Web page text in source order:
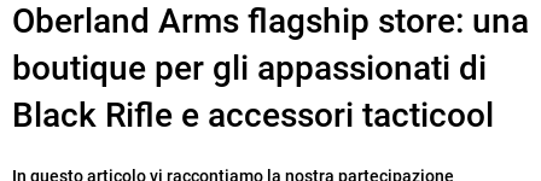
Oberland Arms flagship store: una
boutique per gli appassionati di
Black Rifle e accessori tacticool
In questo articolo vi raccontiamo la nostra partecipazione